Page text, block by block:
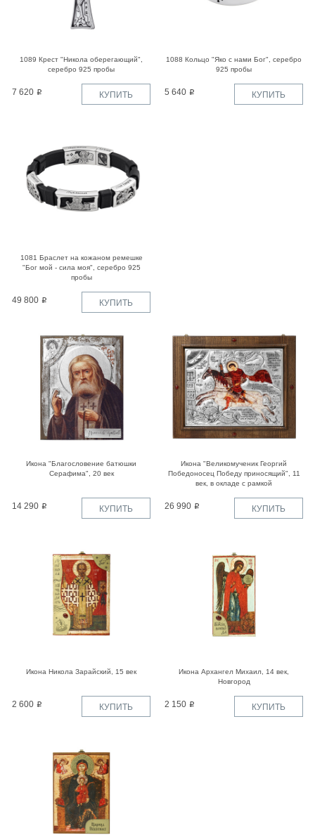
1089 Крест "Никола оберегающий",
серебро 925 пробы
7 620 КУПИТЬ
1088 Кольцо "Яко с нами Бог", серебро
925 пробы
5 640 КУПИТЬ
1081 Браслет на кожаном ремешке
"Бог мой - сила моя", серебро 925
пробы
49 800 КУПИТЬ
Икона "Благословение батюшки
Серафима", 20 век
14 290 КУПИТЬ
Икона "Великомученик Георгий
Победоносец Победу приносящий", 11
век, в окладе с рамкой
26 990 КУПИТЬ
Икона Никола Зарайский, 15 век
2 600 КУПИТЬ
Икона Архангел Михаил, 14 век,
Новгород
2 150 КУПИТЬ